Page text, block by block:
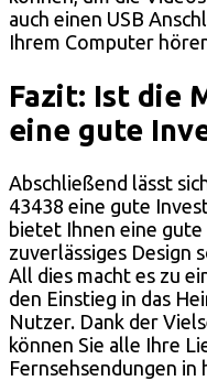
auch einen USB
Ihrem Computer
Fazit: Ist die
eine gute
Abschließend lässt
43438 eine gute
bietet Ihnen eine
zuverlässiges Design
All dies macht es zu
den Einstieg in das
Nutzer. Dank der
können Sie alle Ihre
Fernsehsendungen